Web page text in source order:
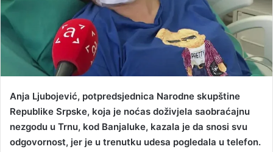
i
l
Anja Ljubojević, potpredsjednica Narodne skupštine
Republike Srpske, koja je noćas doživjela saobraćajnu
nezgodu u Trnu, kod Banjaluke, kazala je da snosi svu
odgovornost, jer je u trenutku udesa pogledala u telefon.